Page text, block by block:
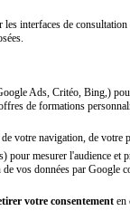
interfaces de
Ads, Critéo, Bing,)
de formations
votre navigation, de votre
mesurer l'audience et
vos données par Google
votre consentementen